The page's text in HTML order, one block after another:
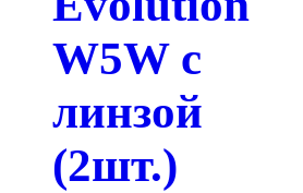
W5W с
линзой
(2шт.)